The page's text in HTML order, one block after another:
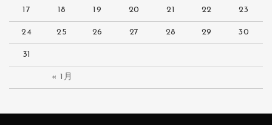
« 1月
17 18 19 20 21 22 23
24 25 26 27 28 29 30
31